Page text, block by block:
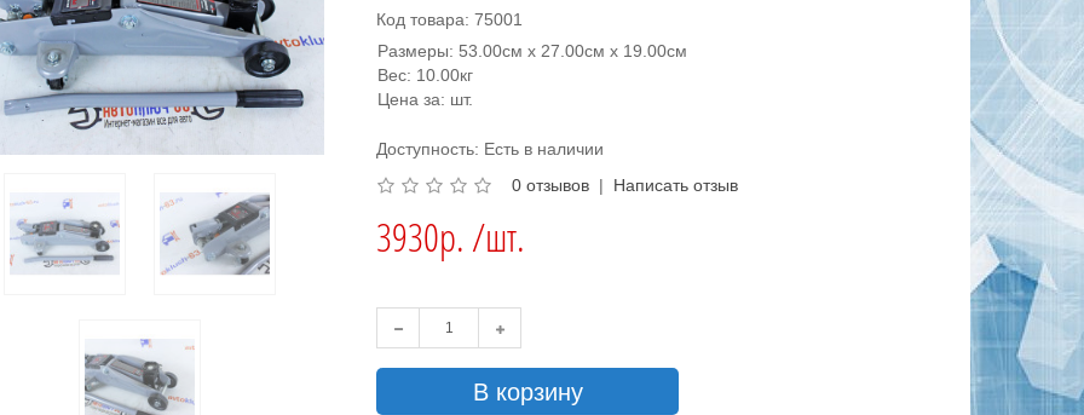
Код товара: 75001
Размеры: 53.00см x 27.00см x 19.00см
Вес: 10.00кг
Цена за: шт.
Доступность: Есть в наличии
0 отзывов | Написать отзыв
3930р. /шт.
В корзину